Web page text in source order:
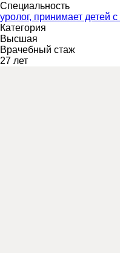
Специальность
уролог, принимает детей с
Категория
Высшая
Врачебный стаж
27 лет